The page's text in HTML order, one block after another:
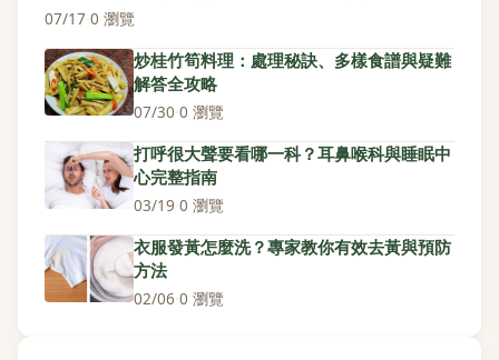
07/17·0 瀏覽
炒桂竹筍料理：處理秘訣、多樣食譜與疑難
解答全攻略
07/30·0 瀏覽
打呼很大聲要看哪一科？耳鼻喉科與睡眠中
心完整指南
03/19·0 瀏覽
衣服發黃怎麼洗？專家教你有效去黃與預防
方法
02/06·0 瀏覽